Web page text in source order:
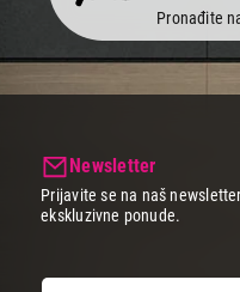
Pronađite
Newsletter
Prijavite se na naš
ekskluzivne ponude.